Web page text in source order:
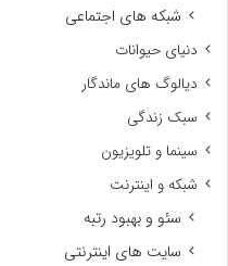
شبکه های اجتماعی
دنیای حیوانات
دیالوگ های ماندگار
سبک زندگی
سینما و تلویزیون
شبکه و اینترنت
سئو و بهبود رتبه
سایت های اینترنتی